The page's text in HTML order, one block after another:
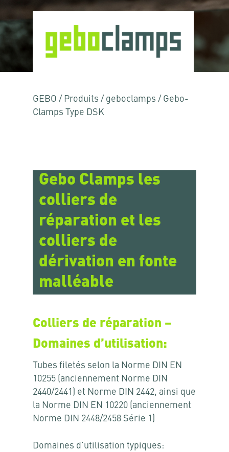
GEBO / Produits / geboclamps / Gebo-
Clamps Type DSK
Gebo Clamps les
colliers de
réparation et les
colliers de
dérivation en fonte
malléable
Colliers de réparation –
Domaines d’utilisation:
Tubes filetés selon la Norme DIN EN
10255 (anciennement Norme DIN
2440/2441) et Norme DIN 2442, ainsi que
la Norme DIN EN 10220 (anciennement
Norme DIN 2448/2458 Série 1)
Domaines d’utilisation typiques: